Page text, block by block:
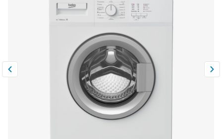
Климатическая техника